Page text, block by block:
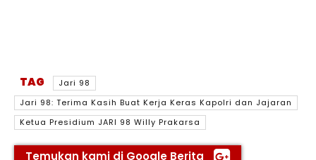
TAG
Jari 98
Jari 98: Terima Kasih Buat Kerja Keras Kapolri dan Jajaran
Ketua Presidium JARI 98 Willy Prakarsa
Temukan kami di Google Berita